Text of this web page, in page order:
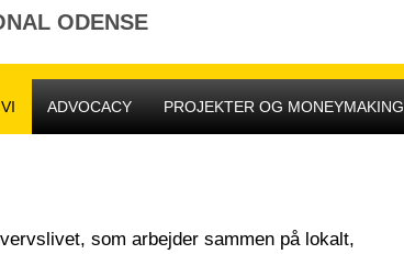
ODENSE
ADVOCACY PROJEKTER OG MONEYMAKING
som arbejder sammen på lokalt,